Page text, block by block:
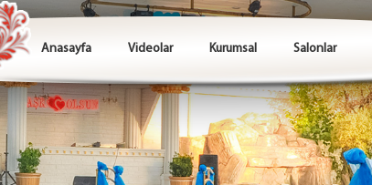
Anasayfa Videolar Kurumsal Salonlar